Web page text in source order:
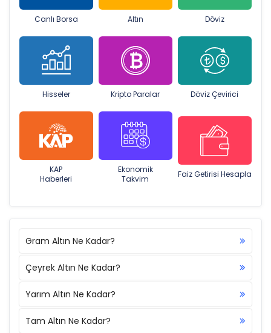
Canlı Borsa Altın Döviz
Hisseler Kripto Paralar Döviz Çevirici
KAP
Haberleri
Ekonomik
Takvim
Faiz Getirisi Hesapla
Gram Altın Ne Kadar?
Çeyrek Altın Ne Kadar?
Yarım Altın Ne Kadar?
Tam Altın Ne Kadar?